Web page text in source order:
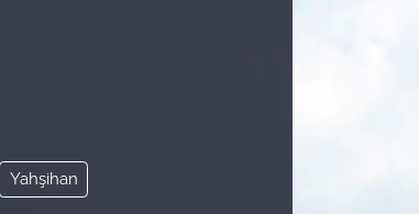
Yahşihan